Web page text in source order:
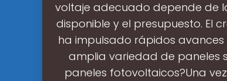
voltaje adecuado depende de
disponible y el presupuesto. El
ha impulsado rápidos
amplia variedad de paneles
paneles fotovoltaicos?Una